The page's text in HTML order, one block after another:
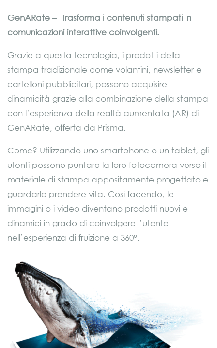
GenARate – Trasforma i contenuti stampati in
comunicazioni interattive coinvolgenti.
Grazie a questa tecnologia, i prodotti della
stampa tradizionale come volantini, newsletter e
cartelloni pubblicitari, possono acquisire
dinamicità grazie alla combinazione della stampa
con l’esperienza della realtà aumentata (AR) di
GenARate, offerta da Prisma.
Come? Utilizzando uno smartphone o un tablet, gli
utenti possono puntare la loro fotocamera verso il
materiale di stampa appositamente progettato e
guardarlo prendere vita. Così facendo, le
immagini o i video diventano prodotti nuovi e
dinamici in grado di coinvolgere l’utente
nell’esperienza di fruizione a 360°.